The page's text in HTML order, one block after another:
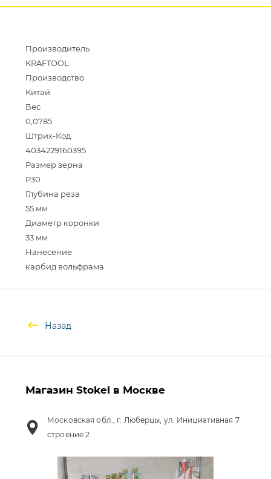
Производитель
KRAFTOOL
Производство
Китай
Вес
0,0785
Штрих-Код
4034229160395
Размер зерна
Р30
Глубина реза
55 мм
Диаметр коронки
33 мм
Нанесение
Назад
Магазин Stokel в Москве
Московская обл., г. Люберцы, ул. Инициативная 7
строение 2